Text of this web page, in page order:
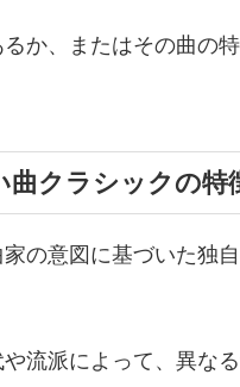
か、またはその曲の
曲クラシックの特
の意図に基づいた独
流派によって、異な